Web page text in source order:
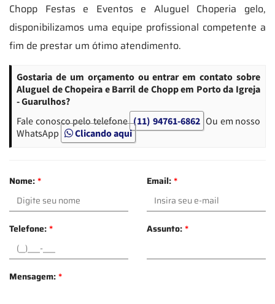
Chopp Festas e Eventos e Aluguel Choperia gelo,
disponibilizamos uma equipe profissional competente a
fim de prestar um ótimo atendimento.
Gostaria de um orçamento ou entrar em contato sobre
Aluguel de Chopeira e Barril de Chopp em Porto da Igreja
- Guarulhos?
Fale conosco pelo telefone (11) 94761-6862 Ou em nosso
WhatsApp
Clicando aqui
Nome:* Email:*
Telefone:* Assunto:*
Mensagem:*